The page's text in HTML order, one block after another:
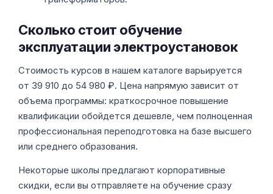
Сколько стоит обучение
эксплуатации электроустановок
Стоимость курсов в нашем каталоге варьируется
от 39 910 до 54 980 ₽. Цена напрямую зависит от
объема программы: краткосрочное повышение
квалификации обойдется дешевле, чем полноценная
профессиональная переподготовка на базе высшего
или среднего образования.
Некоторые школы предлагают корпоративные
скидки, если вы отправляете на обучение сразу